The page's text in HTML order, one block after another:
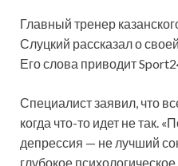
Главный тренер
Слуцкий рассказал о
Его слова приводит
Специалист заявил, что
когда что-то идет не так.
депрессия — не лучший
глубокое